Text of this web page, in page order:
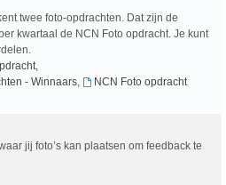
twee foto-opdrachten. Dat zijn de
kwartaal de NCN Foto opdracht. Je kunt
,
- Winnaars,
NCN Foto opdracht
jij foto’s kan plaatsen om feedback te